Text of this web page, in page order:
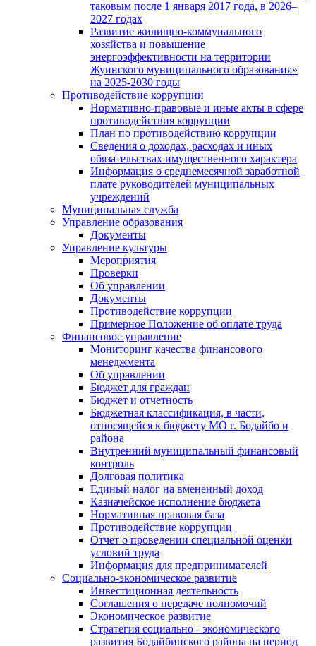
таковым после 1 января 2017 года, в 2026–
2027 годах
Развитие жилищно-коммунального
хозяйства и повышение
энергоэффективности на территории
Жуинского муниципального образования»
на 2025-2030 годы
Противодействие коррупции
Нормативно-правовые и иные акты в сфере
противодействия коррупции
План по противодействию коррупции
Сведения о доходах, расходах и иных
обязательствах имущественного характера
Информация о среднемесячной заработной
плате руководителей муниципальных
учреждений
Муниципальная служба
Управление образования
Документы
Управление культуры
Мероприятия
Проверки
Об управлении
Документы
Противодействие коррупции
Примерное Положение об оплате труда
Финансовое управление
Мониторинг качества финансового
менеджмента
Об управлении
Бюджет для граждан
Бюджет и отчетность
Бюджетная классификация, в части,
относящейся к бюджету МО г. Бодайбо и
района
Внутренний муниципальный финансовый
контроль
Долговая политика
Единый налог на вмененный доход
Казначейское исполнение бюджета
Нормативная правовая база
Противодействие коррупции
Отчет о проведении специальной оценки
условий труда
Информация для предпринимателей
Социально-экономическое развитие
Инвестиционная деятельность
Соглашения о передаче полномочий
Экономическое развитие
Стратегия социально - экономического
развития Бодайбинского района на период